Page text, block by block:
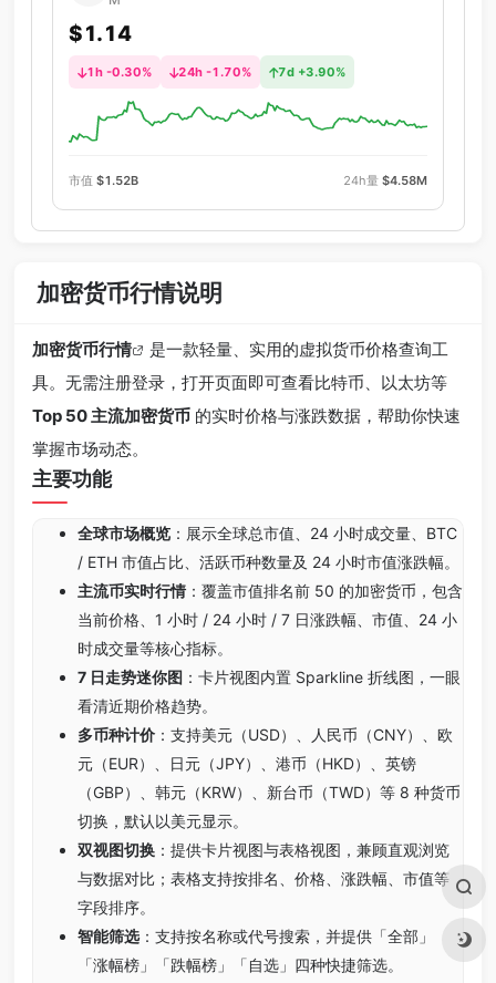
$1.14
1h -0.30% 24h -1.70% 7d +3.90%
市值 $1.52B 24h量 $4.58M
加密货币行情说明
加密货币行情
是一款轻量、实用的虚拟货币价格查询工
具。无需注册登录，打开页面即可查看比特币、以太坊等
Top 50 主流加密货币 的实时价格与涨跌数据，帮助你快速
掌握市场动态。
主要功能
全球市场概览 ：展示全球总市值、24 小时成交量、BTC
/ ETH 市值占比、活跃币种数量及 24 小时市值涨跌幅。
主流币实时行情：覆盖市值排名前 50 的加密货币，包含
当前价格、1 小时 / 24 小时 / 7 日涨跌幅、市值、24 小
时成交量等核心指标。
7 日走势迷你图 ：卡片视图内置 Sparkline 折线图，一眼
看清近期价格趋势。
多币种计价 ：支持美元（USD）、人民币（CNY）、欧
元（EUR）、日元（JPY）、港币（HKD）、英镑
（GBP）、韩元（KRW）、新台币（TWD）等 8 种货币
切换，默认以美元显示。
双视图切换 ：提供卡片视图与表格视图，兼顾直观浏览
与数据对比；表格支持按排名、价格、涨跌幅、市值等
字段排序。
智能筛选：支持按名称或代号搜索，并提供「全部」
「涨幅榜」「跌幅榜」「自选」四种快捷筛选。